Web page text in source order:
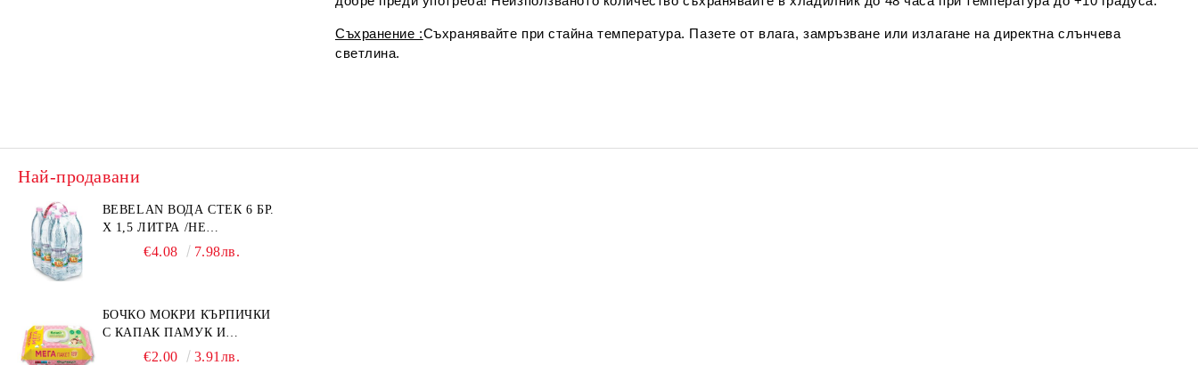
Съхранение :Съхранявайте при стайна температура. Пазете от влага, замръзване или излагане на директна слънчева
светлина.
Най-продавани
BEBELAN ВОДА СТЕК 6 БР.
Х 1,5 ЛИТРА /НЕ
ИЗПРАЩАМЕ С КУРИЕР/
€4.08 7.98лв.
БОЧКО МОКРИ КЪРПИЧКИ
С КАПАК ПАМУК И
СМРАДЛИКА 120БР.
€2.00 3.91лв.